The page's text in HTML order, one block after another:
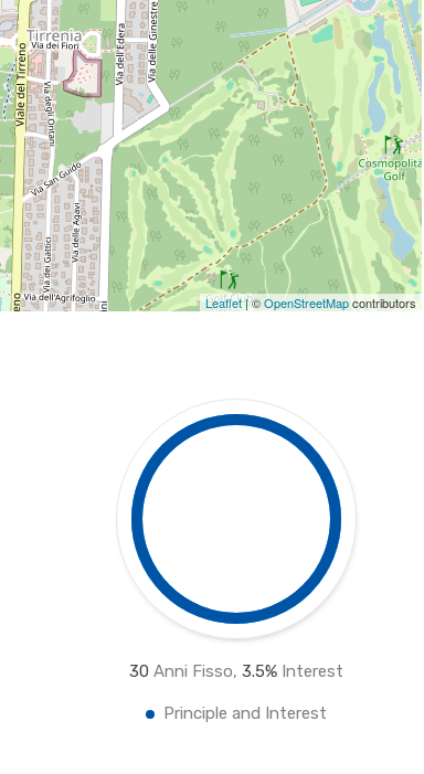
Leaflet| ©OpenStreetMapcontributors
30 Anni Fisso,3.5% Interest
Principle and Interest